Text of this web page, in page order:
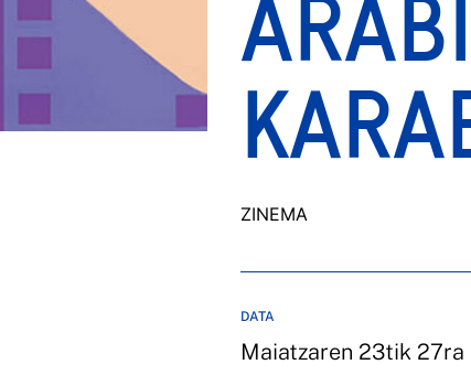
ZINEMA
DATA
Maiatzaren 23tik 27ra